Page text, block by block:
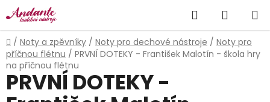
Přejít
na
obsah
Hledat
KOŠÍK
Domů
/ Noty a zpěvníky / Noty pro dechové nástroje / Noty pro
příčnou flétnu / PRVNÍ DOTEKY - František Malotín - škola hry
na příčnou flétnu
PRVNÍ DOTEKY -